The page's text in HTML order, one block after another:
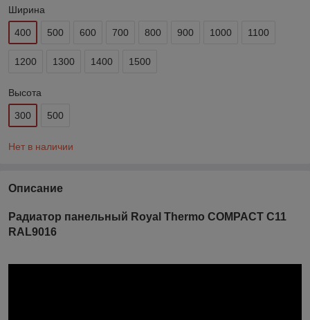
Ширина
400 500 600 700 800 900 1000 1100
1200 1300 1400 1500
Высота
300 500
Нет в наличии
Описание
Радиатор панельный Royal Thermo COMPACT C11
RAL9016